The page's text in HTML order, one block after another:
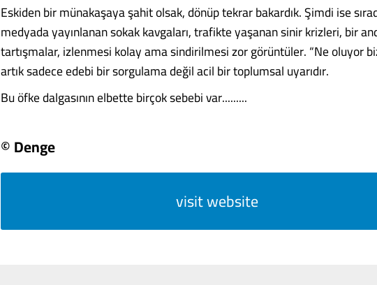
Eskiden bir münakaşaya şahit olsak, dönüp tekrar bakardık. Şimdi ise
medyada yayınlanan sokak kavgaları, trafikte yaşanan sinir krizleri, bir
tartışmalar, izlenmesi kolay ama sindirilmesi zor görüntüler. “Ne oluyor
artık sadece edebi bir sorgulama değil acil bir toplumsal uyarıdır.
Bu öfke dalgasının elbette birçok sebebi var.........
© Denge
visit website